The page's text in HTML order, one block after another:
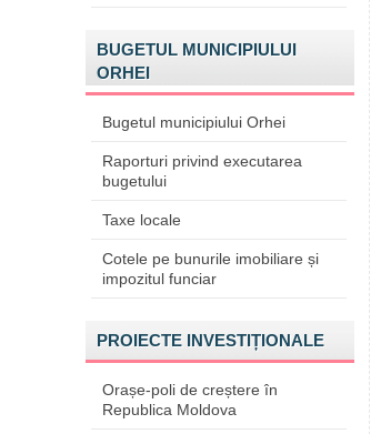
BUGETUL MUNICIPIULUI
ORHEI
Bugetul municipiului Orhei
Raporturi privind executarea
bugetului
Taxe locale
Cotele pe bunurile imobiliare și
impozitul funciar
PROIECTE INVESTIȚIONALE
Orașe-poli de creștere în
Republica Moldova